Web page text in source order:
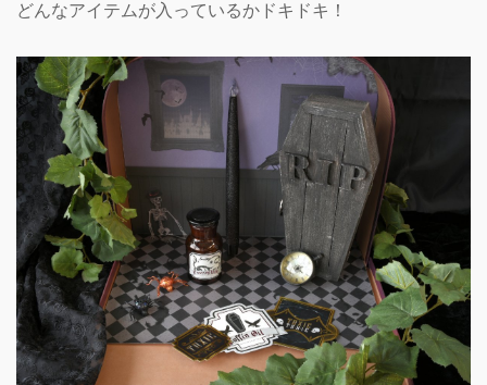
どんなアイテムが入っているかドキドキ！